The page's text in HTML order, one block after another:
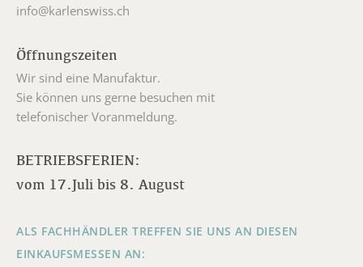
info@karlenswiss.ch
Öffnungszeiten
Wir sind eine Manufaktur.
Sie können uns gerne besuchen mit
telefonischer Voranmeldung.
BETRIEBSFERIEN:
vom 17.Juli bis 8. August
ALS FACHHÄNDLER TREFFEN SIE UNS AN DIESEN
EINKAUFSMESSEN AN: